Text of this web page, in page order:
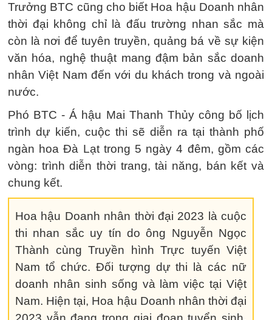
Trưởng BTC cũng cho biết Hoa hậu Doanh nhân
thời đại không chỉ là đấu trường nhan sắc mà
còn là nơi để tuyên truyền, quảng bá về sự kiện
văn hóa, nghệ thuật mang đậm bản sắc doanh
nhân Việt Nam đến với du khách trong và ngoài
nước.
Phó BTC - Á hậu Mai Thanh Thủy công bố lịch
trình dự kiến, cuộc thi sẽ diễn ra tại thành phố
ngàn hoa Đà Lạt trong 5 ngày 4 đêm, gồm các
vòng: trình diễn thời trang, tài năng, bán kết và
chung kết.
Hoa hậu Doanh nhân thời đại 2023 là cuộc
thi nhan sắc uy tín do ông Nguyễn Ngọc
Thành cùng Truyền hình Trực tuyến Việt
Nam tổ chức. Đối tượng dự thi là các nữ
doanh nhân sinh sống và làm việc tại Việt
Nam. Hiện tại, Hoa hậu Doanh nhân thời đại